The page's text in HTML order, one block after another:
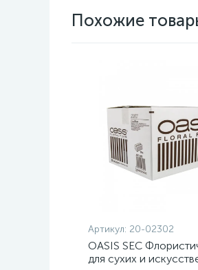
Похожие
Артикул: 20-02302
OASIS SEC
для сухих и